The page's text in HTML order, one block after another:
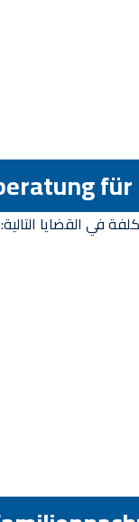
في القضايا التالية: